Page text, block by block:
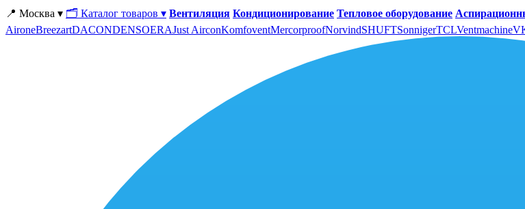
📍 Москва ▾ 🗂 Каталог товаров ▾ Вентиляция Кондиционирование Тепловое оборудование
AironeBreezartDACONDENSOERAJust AirconKomfoventMercorproofNorvindSHUFTSonnigerTCLVentmachine